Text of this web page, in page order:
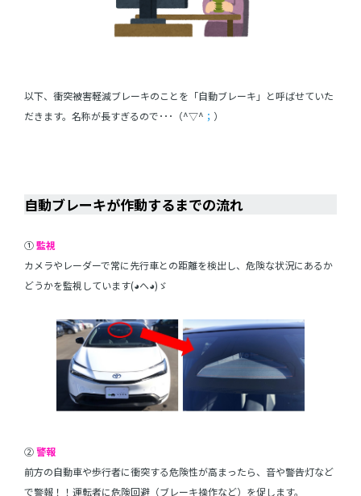
以下、衝突被害軽減ブレーキのことを「自動ブレーキ」と呼ばせていた
だきます。名称が長すぎるので･･･（^▽^ ； ）
自動ブレーキが作動するまでの流れ
①監視
カメラやレーダーで常に先行車との距離を検出し、危険な状況にあるか
どうかを監視しています(◕へ◕)ゞ
②警報
前方の自動車や歩行者に衝突する危険性が高まったら、音や警告灯など
で警報！！運転者に危険回避（ブレーキ操作など）を促します。